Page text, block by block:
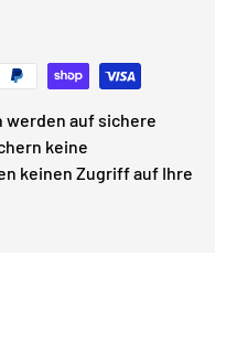
werden auf sichere
keine
keinen Zugriff auf Ihre